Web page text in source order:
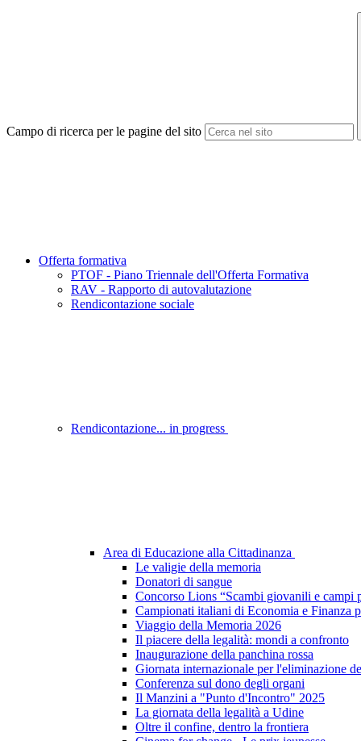
Campo di ricerca per le pagine del sito
Offerta formativa
PTOF - Piano Triennale dell'Offerta Formativa
RAV - Rapporto di autovalutazione
Rendicontazione sociale
Rendicontazione... in progress
Area di Educazione alla Cittadinanza
Le valigie della memoria
Donatori di sangue
Concorso Lions “Scambi giovanili e campi
Campionati italiani di Economia e Finanza
Viaggio della Memoria 2026
Il piacere della legalità: mondi a confronto
Inaugurazione della panchina rossa
Giornata internazionale per l'eliminazione
Conferenza sul dono degli organi
Il Manzini a "Punto d'Incontro" 2025
La giornata della legalità a Udine
Oltre il confine, dentro la frontiera